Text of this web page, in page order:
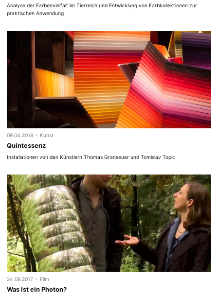
Analyse der Farbenvielfalt im Tierreich und Entwicklung von Farbkollektionen zur
praktischen Anwendung
09.04.2018 - Kunst
Quintessenz
Installationen von den Künstlern Thomas Granseuer und Tomislav Topic
24.09.2017 - Film
Was ist ein Photon?